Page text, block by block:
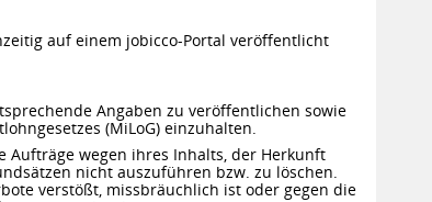
auf einem jobicco-Portal veröffentlicht
Angaben zu veröffentlichen sowie
(MiLoG) einzuhalten.
Aufträge wegen ihres Inhalts, der Herkunft
nicht auszuführen bzw. zu löschen.
verstößt, missbräuchlich ist oder gegen die